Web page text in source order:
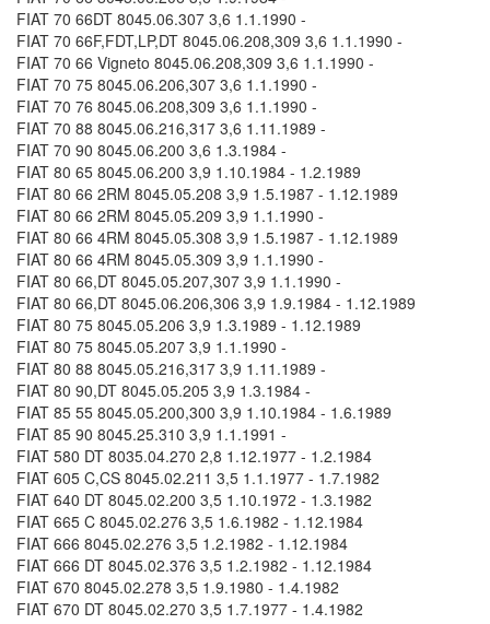
FIAT 70 66DT 8045.06.307 3,6 1.1.1990 -
FIAT 70 66F,FDT,LP,DT 8045.06.208,309 3,6 1.1.1990 -
FIAT 70 66 Vigneto 8045.06.208,309 3,6 1.1.1990 -
FIAT 70 75 8045.06.206,307 3,6 1.1.1990 -
FIAT 70 76 8045.06.208,309 3,6 1.1.1990 -
FIAT 70 88 8045.06.216,317 3,6 1.11.1989 -
FIAT 70 90 8045.06.200 3,6 1.3.1984 -
FIAT 80 65 8045.06.200 3,9 1.10.1984 - 1.2.1989
FIAT 80 66 2RM 8045.05.208 3,9 1.5.1987 - 1.12.1989
FIAT 80 66 2RM 8045.05.209 3,9 1.1.1990 -
FIAT 80 66 4RM 8045.05.308 3,9 1.5.1987 - 1.12.1989
FIAT 80 66 4RM 8045.05.309 3,9 1.1.1990 -
FIAT 80 66,DT 8045.05.207,307 3,9 1.1.1990 -
FIAT 80 66,DT 8045.06.206,306 3,9 1.9.1984 - 1.12.1989
FIAT 80 75 8045.05.206 3,9 1.3.1989 - 1.12.1989
FIAT 80 75 8045.05.207 3,9 1.1.1990 -
FIAT 80 88 8045.05.216,317 3,9 1.11.1989 -
FIAT 80 90,DT 8045.05.205 3,9 1.3.1984 -
FIAT 85 55 8045.05.200,300 3,9 1.10.1984 - 1.6.1989
FIAT 85 90 8045.25.310 3,9 1.1.1991 -
FIAT 580 DT 8035.04.270 2,8 1.12.1977 - 1.2.1984
FIAT 605 C,CS 8045.02.211 3,5 1.1.1977 - 1.7.1982
FIAT 640 DT 8045.02.200 3,5 1.10.1972 - 1.3.1982
FIAT 665 C 8045.02.276 3,5 1.6.1982 - 1.12.1984
FIAT 666 8045.02.276 3,5 1.2.1982 - 1.12.1984
FIAT 666 DT 8045.02.376 3,5 1.2.1982 - 1.12.1984
FIAT 670 8045.02.278 3,5 1.9.1980 - 1.4.1982
FIAT 670 DT 8045.02.270 3,5 1.7.1977 - 1.4.1982